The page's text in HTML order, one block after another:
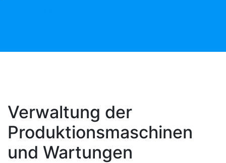
Verwaltung der
Produktionsmaschinen
und Wartungen